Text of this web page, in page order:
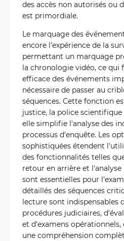
des accès non autorisés ou
est primordiale.
Le marquage des
encore l'expérience de la
permettant un marquage
la chronologie vidéo, ce qui
efficace des événements
nécessaire de passer au
séquences. Cette fonction
justice, la police
elle simplifie l'analyse des
processus d'enquête. Les
sophistiquées étendent
des fonctionnalités telles
retour en arrière et
sont essentielles pour
détaillés des séquences
lecture sont indispensables
procédures judiciaires,
et d'examens
une compréhension